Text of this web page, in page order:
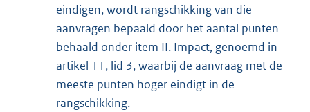
eindigen, wordt rangschikking van die
aanvragen bepaald door het aantal punten
behaald onder item II. Impact, genoemd in
artikel 11, lid 3, waarbij de aanvraag met de
meeste punten hoger eindigt in de
rangschikking.